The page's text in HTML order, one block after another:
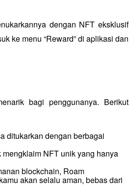
dengan NFT eksklusif
ke menu “Reward” di aplikasi dan
bagi penggunanya. Berikut
ditukarkan dengan berbagai
NFT unik yang hanya
blockchain, Roam
akan selalu aman, bebas dari